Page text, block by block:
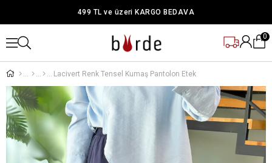
499 TL ve üzeri KARGO BEDAVA
0
Lacivert Renk Tensel Kumaş Pantolon Etek